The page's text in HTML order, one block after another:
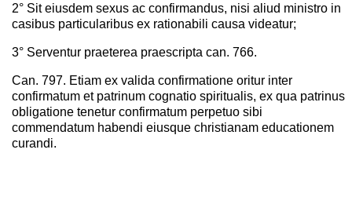
2° Sit eiusdem sexus ac confirmandus, nisi aliud ministro in
casibus particularibus ex rationabili causa videatur;
3° Serventur praeterea praescripta can. 766.
Can. 797. Etiam ex valida confirmatione oritur inter
confirmatum et patrinum cognatio spiritualis, ex qua patrinus
obligatione tenetur confirmatum perpetuo sibi
commendatum habendi eiusque christianam educationem
curandi.